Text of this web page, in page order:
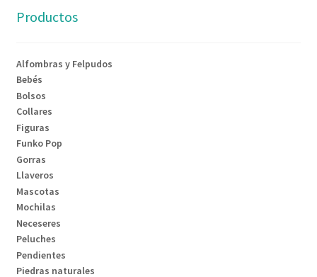
Productos
Alfombras y Felpudos
Bebés
Bolsos
Collares
Figuras
Funko Pop
Gorras
Llaveros
Mascotas
Mochilas
Neceseres
Peluches
Pendientes
Piedras naturales